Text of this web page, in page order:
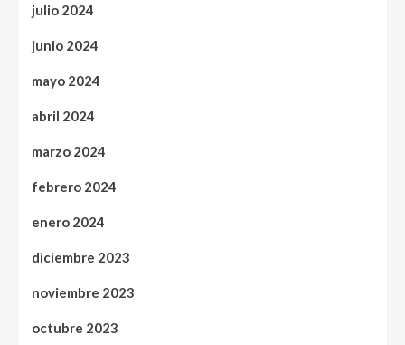
julio 2024
junio 2024
mayo 2024
abril 2024
marzo 2024
febrero 2024
enero 2024
diciembre 2023
noviembre 2023
octubre 2023